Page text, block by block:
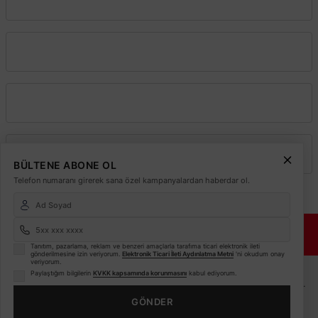
© 2026
ETBİS
Sitemiz ETBİS sistemine kayıtlı güvenilir bir e-ticaret sitesidir.
BÜLTENE ABONE OL
Telefon numaranı girerek sana özel kampanyalardan haberdar ol.
Tanıtım, pazarlama, reklam ve benzeri amaçlarla tarafıma ticari elektronik ileti
gönderilmesine izin veriyorum. Elektronik Ticari İleti Aydınlatma Metni 'ni okudum onay
veriyorum.
Paylaştığım bilgilerin KVKK kapsamında korunmasını kabul ediyorum.
GÖNDER